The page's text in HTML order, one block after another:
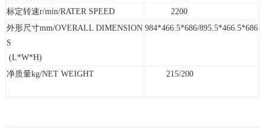
标定转速r/min/RATER SPEED
2200
外形尺寸mm/OVERALL DIMENSION
S
(L*W*H)
984*466.5*686/895.5*466.5*686
净质量kg/NET WEIGHT 215/200